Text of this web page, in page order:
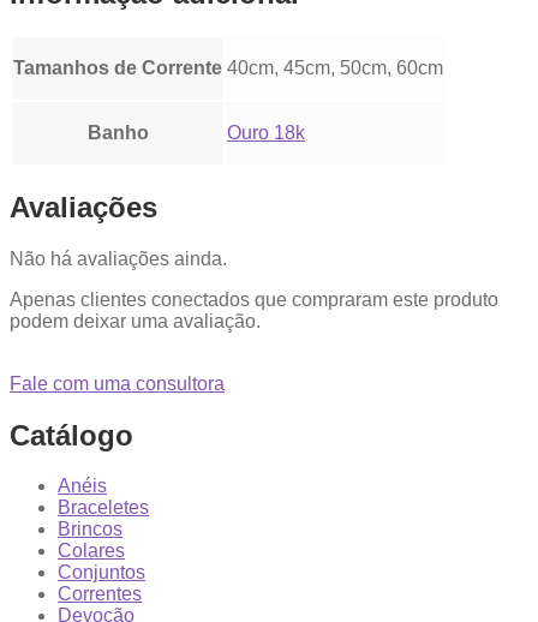
Tamanhos de Corrente 40cm, 45cm, 50cm, 60cm
Banho Ouro 18k
Avaliações
Não há avaliações ainda.
Apenas clientes conectados que compraram este produto
podem deixar uma avaliação.
Fale com uma consultora
Catálogo
Anéis
Braceletes
Brincos
Colares
Conjuntos
Correntes
Devoção